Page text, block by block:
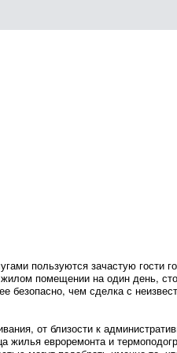
пользуются зачастую гости
помещении на один день,
безопасно, чем сделка с
от близости к
евроремонта и